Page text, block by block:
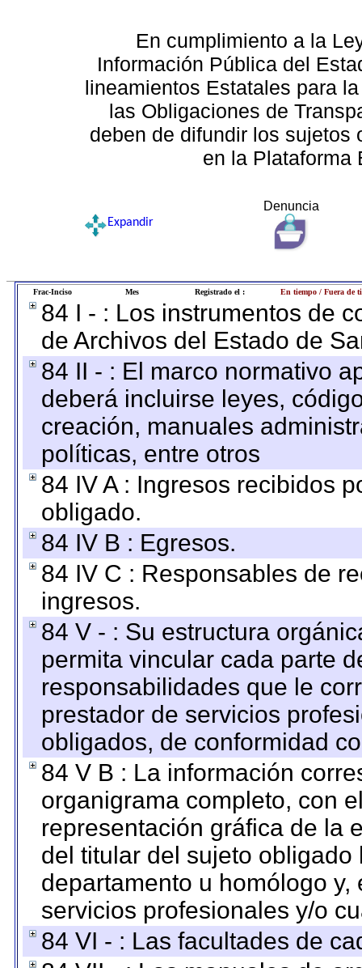
En cumplimiento a la
Información Pública del
lineamientos Estatales para
las Obligaciones de
deben de difundir los sujetos
en la Plataforma
Denuncia
Expandir
Frac-Inciso Mes Registrado el : En tiempo / Fuera de
84 I - : Los instrumentos de
de Archivos del Estado de
84 II - : El marco normativo
deberá incluirse leyes,
creación, manuales
políticas, entre otros
84 IV A : Ingresos recibidos
obligado.
84 IV B : Egresos.
84 IV C : Responsables de
ingresos.
84 V - : Su estructura
permita vincular cada parte
responsabilidades que le
prestador de servicios
obligados, de conformidad
84 V B : La información
organigrama completo, con
representación gráfica de la
del titular del sujeto
departamento u homólogo
servicios profesionales y/o
84 VI - : Las facultades de